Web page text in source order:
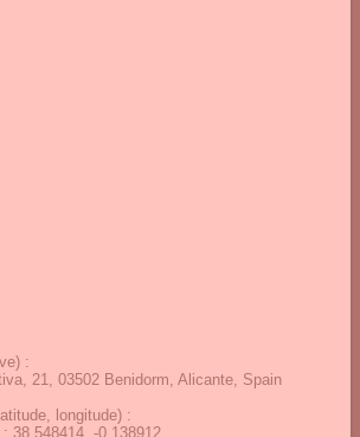
:
21, 03502 Benidorm, Alicante, Spain
longitude) :
: 38.548414, -0.138912